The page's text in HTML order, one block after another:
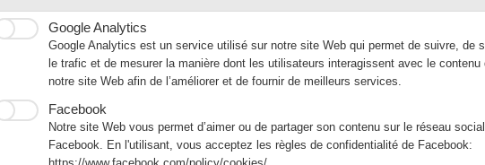
Né en 1948
Google Analytics
Google Analytics est un service utilisé sur notre site Web qui permet de suivre, de
le trafic et de mesurer la manière dont les utilisateurs interagissent avec le contenu
notre site Web afin de l’améliorer et de fournir de meilleurs services.
Facebook
Notre site Web vous permet d’aimer ou de partager son contenu sur le réseau social
Facebook. En l'utilisant, vous acceptez les règles de confidentialité de Facebook: